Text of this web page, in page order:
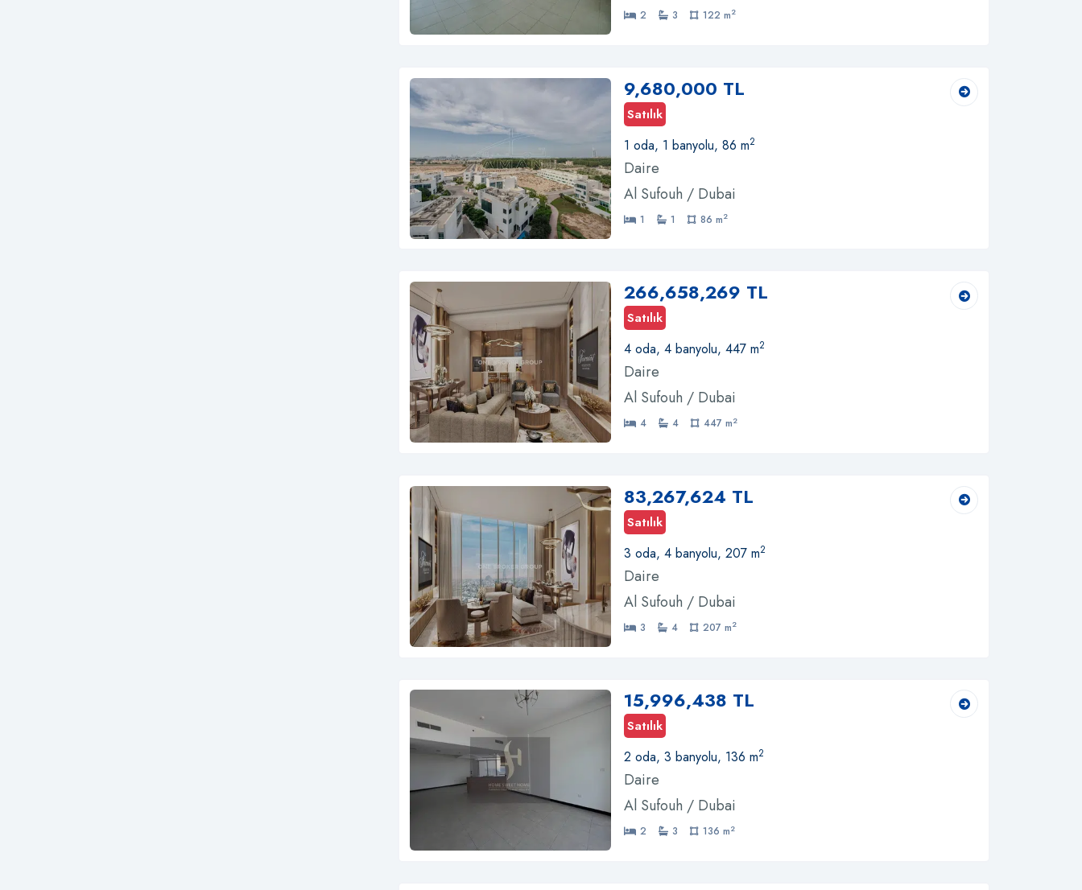
2 3 122 m2
9,680,000 TL
Satılık
1 oda, 1 banyolu, 86 m2
Daire
Al Sufouh / Dubai
1 1 86 m2
266,658,269 TL
Satılık
4 oda, 4 banyolu, 447 m2
Daire
Al Sufouh / Dubai
4 4 447 m2
83,267,624 TL
Satılık
3 oda, 4 banyolu, 207 m2
Daire
Al Sufouh / Dubai
3 4 207 m2
15,996,438 TL
Satılık
2 oda, 3 banyolu, 136 m2
Daire
Al Sufouh / Dubai
2 3 136 m2